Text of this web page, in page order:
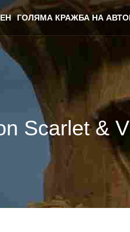
ГОЛЯМА КРАЖБА НА
Scarlet &